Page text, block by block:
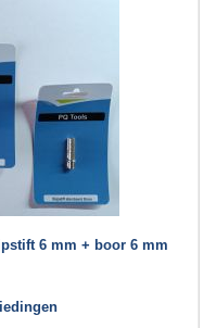
6 mm + boor 6 mm